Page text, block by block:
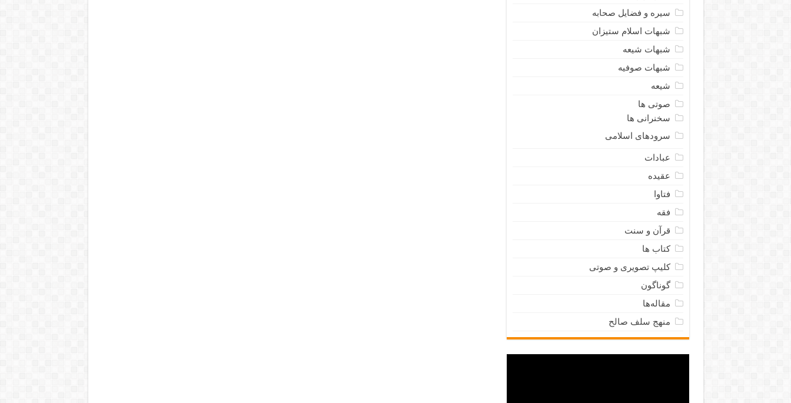
سیره و فضایل صحابه
شبهات اسلام ستیزان
شبهات شیعه
شبهات صوفیه
شیعه
صوتی ها
سخنرانی ها
سرودهای اسلامی
عبادات
عقیده
فتاوا
فقه
قرآن و سنت
کتاب ها
کلیپ تصویری و صوتی
گوناگون
مقاله‌ها
منهج سلف صالح